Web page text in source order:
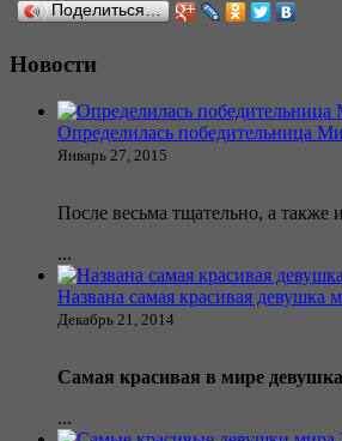
Поделиться…
Новости
Определилась победительница
Январь 27, 2015
После весьма тщательно, а также
...
Названа самая красивая девушка
Декабрь 21, 2014
Самая красивая в мире девушка
...